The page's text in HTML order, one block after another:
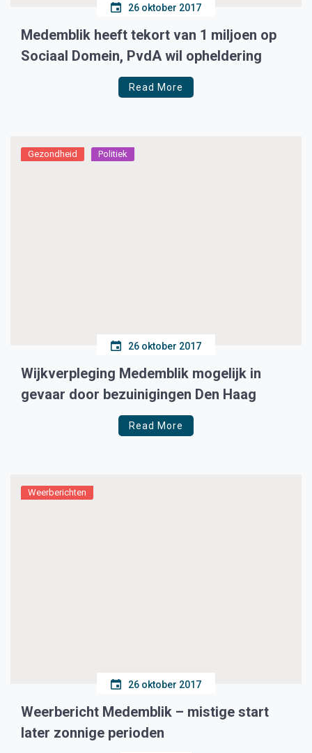
26 oktober 2017
Medemblik heeft tekort van 1 miljoen op
Sociaal Domein, PvdA wil opheldering
Read More
Gezondheid Politiek
26 oktober 2017
Wijkverpleging Medemblik mogelijk in
gevaar door bezuinigingen Den Haag
Read More
Weerberichten
26 oktober 2017
Weerbericht Medemblik – mistige start
later zonnige perioden